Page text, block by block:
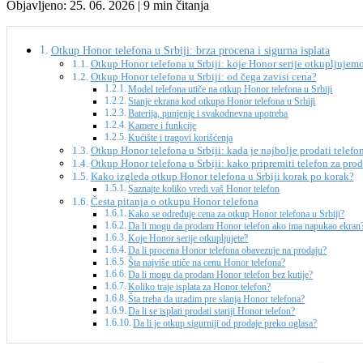
Objavljeno: 25. 06. 2026 | 9 min čitanja
Otkup Honor telefona u Srbiji: brza procena i sigurna isplata
Otkup Honor telefona u Srbiji: koje Honor serije
Otkup Honor telefona u Srbiji: od čega zavisi cena?
Model telefona utiče na otkup Honor telefona u Srbiji
Stanje ekrana kod otkupa Honor telefona u Srbiji
Baterija, punjenje i svakodnevna upotreba
Kamere i funkcije
Kućište i tragovi korišćenja
Otkup Honor telefona u Srbiji: kada je najbolje prodati
Otkup Honor telefona u Srbiji: kako pripremiti telefon za
Kako izgleda otkup Honor telefona u Srbiji korak po korak?
Saznajte koliko vredi vaš Honor telefon
Česta pitanja o otkupu Honor telefona
Kako se određuje cena za otkup Honor telefona u Srbiji?
Da li mogu da prodam Honor telefon ako ima napukao
Koje Honor serije otkupljujete?
Da li procena Honor telefona obavezuje na prodaju?
Šta najviše utiče na cenu Honor telefona?
Da li mogu da prodam Honor telefon bez kutije?
Koliko traje isplata za Honor telefon?
Šta treba da uradim pre slanja Honor telefona?
Da li se isplati prodati stariji Honor telefon?
Da li je otkup sigurniji od prodaje preko oglasa?